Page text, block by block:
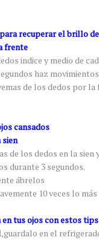
recuperar el brillo
frente
indice y medio de
haz
de los dedos por
cansados
sien
de los dedos en la
durante 3 segundos.
ábrelos
10 veces lo
tus ojos con estos tips
,guardalo en el